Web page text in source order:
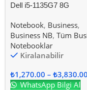
Dell i5-1135G7 8G
Notebook, Business,
Business NB, Tüm
Notebooklar
Kiralanabilir
₺1,270.00 – ₺3,830.00
WhatsApp Bilgi Al